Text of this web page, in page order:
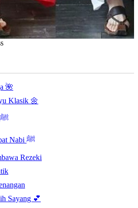
🌺
Klasik 🌼
Inspirasi Nama Nabi ﷺ
Inspirasi Nama Sahabat Nabi ﷺ
Rezeki
Sayang 💕